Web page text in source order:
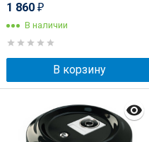
1 860 ₽
В наличии
В корзину